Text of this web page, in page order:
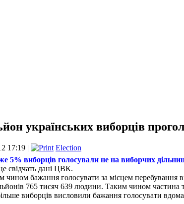
українських виборців
17:19 |
Election
5% виборців голосували не на виборчих
свідчать дані ЦВК.
чином бажання голосувати за місцем перебування
765 тисяч 639 людини. Таким чином частина
виборців висловили бажання голосувати